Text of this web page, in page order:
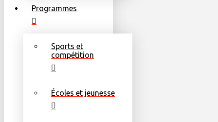
Programmes
Sports et
compétition
Écoles et jeunesse